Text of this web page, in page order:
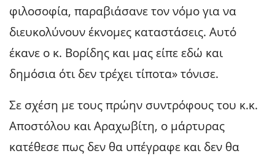
φιλοσοφία, παραβιάσανε τον νόμο για να
διευκολύνουν έκνομες καταστάσεις. Αυτό
έκανε ο κ. Βορίδης και μας είπε εδώ και
δημόσια ότι δεν τρέχει τίποτα» τόνισε.
Σε σχέση με τους πρώην συντρόφους του κ.κ.
Αποστόλου και Αραχωβίτη, ο μάρτυρας
κατέθεσε πως δεν θα υπέγραφε και δεν θα